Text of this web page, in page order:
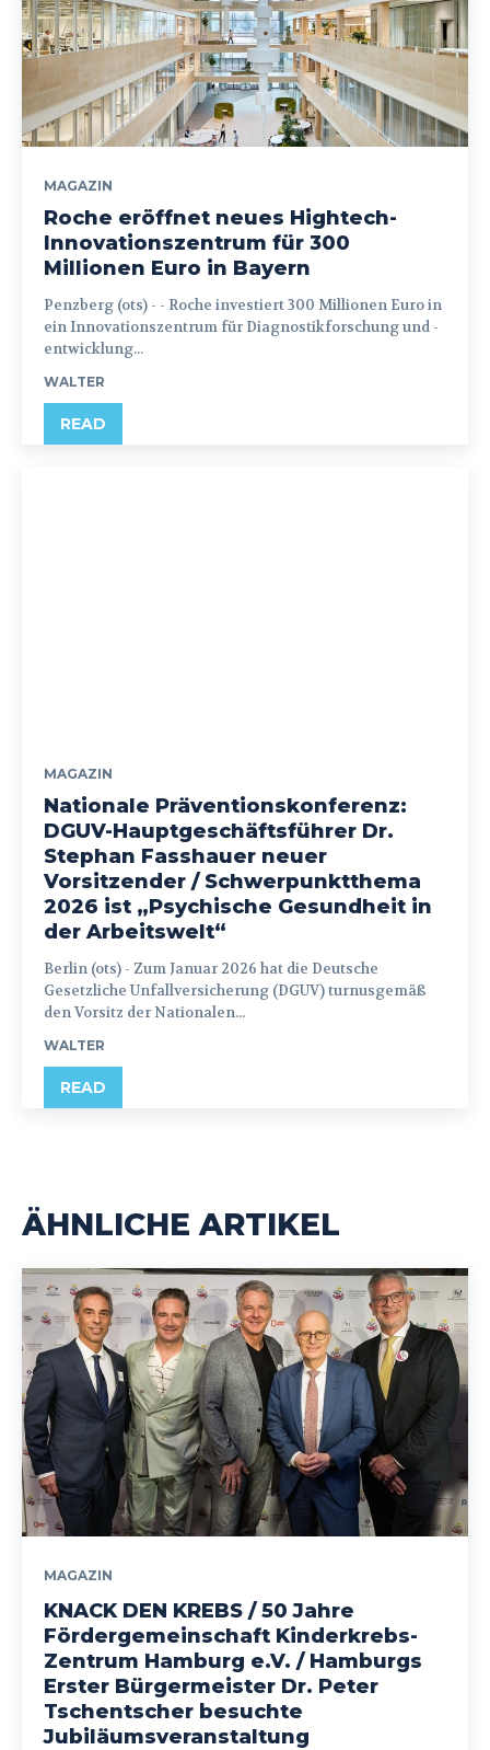
MAGAZIN
Roche eröffnet neues Hightech-
Innovationszentrum für 300
Millionen Euro in Bayern
Penzberg (ots) - - Roche investiert 300 Millionen Euro in
ein Innovationszentrum für Diagnostikforschung und -
entwicklung...
WALTER
READ
MAGAZIN
Nationale Präventionskonferenz:
DGUV-Hauptgeschäftsführer Dr.
Stephan Fasshauer neuer
Vorsitzender / Schwerpunktthema
2026 ist „Psychische Gesundheit in
der Arbeitswelt“
Berlin (ots) - Zum Januar 2026 hat die Deutsche
Gesetzliche Unfallversicherung (DGUV) turnusgemäß
den Vorsitz der Nationalen...
WALTER
READ
ÄHNLICHE ARTIKEL
MAGAZIN
KNACK DEN KREBS / 50 Jahre
Fördergemeinschaft Kinderkrebs-
Zentrum Hamburg e.V. / Hamburgs
Erster Bürgermeister Dr. Peter
Tschentscher besuchte
Jubiläumsveranstaltung